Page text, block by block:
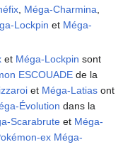
Méga-Charmina
Lockpin et Méga-
et Méga-Lockpin sont
ESCOUADEde la
et Méga-Latiasont
Évolution dans la
Scarabruteet Méga-
ex Méga-